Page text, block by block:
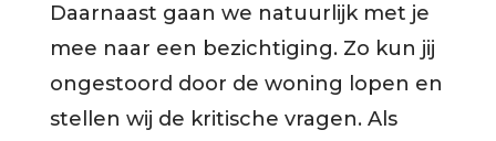
Daarnaast gaan we natuurlijk met je
mee naar een bezichtiging. Zo kun jij
ongestoord door de woning lopen en
stellen wij de kritische vragen. Als